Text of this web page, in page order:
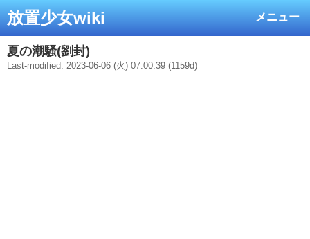
メニュー
放置少女wiki
夏の潮騒(劉封)
Last-modified: 2023-06-06 (火) 07:00:39 (1159d)